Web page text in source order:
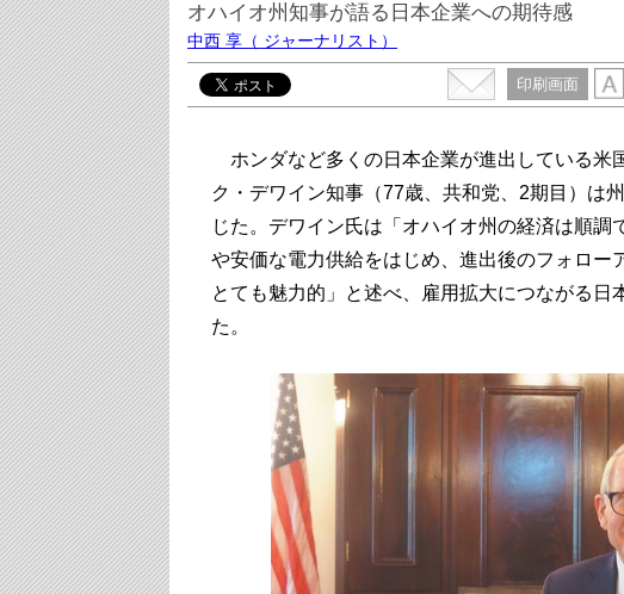
オハイオ州知事が語る日本企業への期待感
中西 享 （ ジャーナリスト）
印刷画面
ホンダなど多くの日本企業が進出している米
ク・デワイン知事（77歳、共和党、2期目）は
じた。デワイン氏は「オハイオ州の経済は順
や安価な電力供給をはじめ、進出後のフォロー
とても魅力的」と述べ、雇用拡大につながる日
た。